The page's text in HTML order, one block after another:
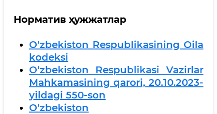
Норматив ҳужжатлар
O‘zbekiston Respublikasining Oila
kodeksi
O‘zbekiston Respublikasi Vazirlar
Mahkamasining qarori, 20.10.2023-
yildagi 550-son
O‘zbekiston